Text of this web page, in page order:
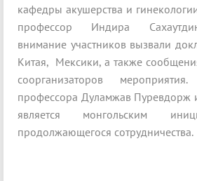
кафедры акушерства и
профессор Индира
внимание участников вызвали
Китая, Мексики, а также
соорганизаторов
профессора Дуламжав Пуревдорж
является монгольским
продолжающегося сотрудничества.